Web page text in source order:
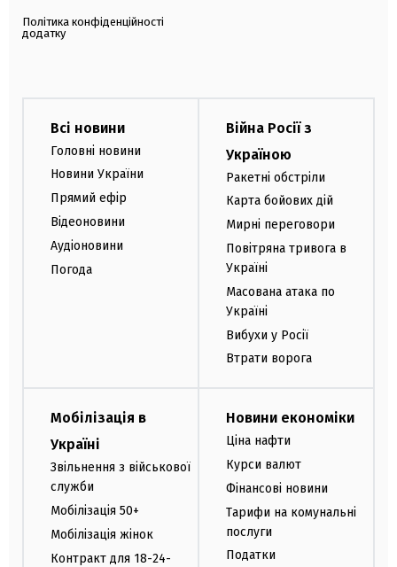
Політика конфіденційності
додатку
Всі новини
Головні новини
Новини України
Прямий ефір
Відеоновини
Аудіоновини
Погода
Війна Росії з
Україною
Ракетні обстріли
Карта бойових дій
Мирні переговори
Повітряна тривога в
Україні
Масована атака по
Україні
Вибухи у Росії
Втрати ворога
Мобілізація в
Україні
Звільнення з військової
служби
Мобілізація 50+
Мобілізація жінок
Контракт для 18-24-
Новини економіки
Ціна нафти
Курси валют
Фінансові новини
Тарифи на комунальні
послуги
Податки